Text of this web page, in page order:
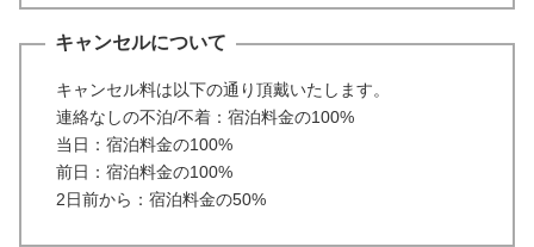
キャンセルについて
キャンセル料は以下の通り頂戴いたします。
連絡なしの不泊/不着：宿泊料金の100%
当日：宿泊料金の100%
前日：宿泊料金の100%
2日前から：宿泊料金の50%